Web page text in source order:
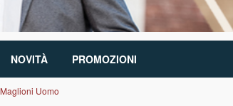
NOVITÀ PROMOZIONI
Maglioni Uomo